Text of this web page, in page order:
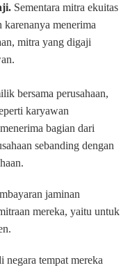
Sementara mitra ekuitas
menerima
mitra yang digaji
bersama perusahaan,
karyawan
bagian dari
sebanding dengan
jaminan
mereka, yaitu untuk
tempat mereka